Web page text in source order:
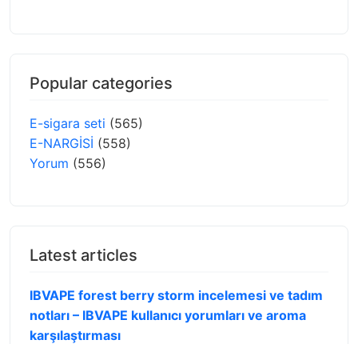
Popular categories
E-sigara seti (565)
E-NARGİSİ (558)
Yorum (556)
Latest articles
IBVAPE forest berry storm incelemesi ve tadım
notları – IBVAPE kullanıcı yorumları ve aroma
karşılaştırması